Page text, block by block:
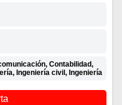
Contabilidad,
Ingeniería civil, Ingeniería